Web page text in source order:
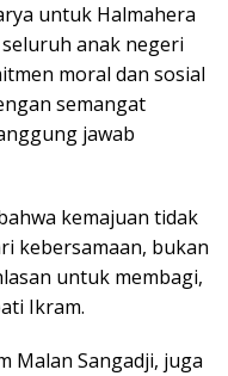
untuk Halmahera
anak negeri
moral dan sosial
semangat
jawab
kemajuan tidak
kebersamaan, bukan
untuk membagi,
Ikram.
Malan Sangadji, juga